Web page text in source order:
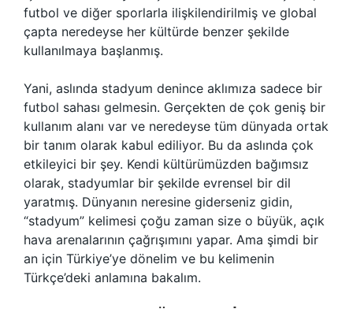
futbol ve diğer sporlarla ilişkilendirilmiş ve global
çapta neredeyse her kültürde benzer şekilde
kullanılmaya başlanmış.
Yani, aslında stadyum denince aklımıza sadece bir
futbol sahası gelmesin. Gerçekten de çok geniş bir
kullanım alanı var ve neredeyse tüm dünyada ortak
bir tanım olarak kabul ediliyor. Bu da aslında çok
etkileyici bir şey. Kendi kültürümüzden bağımsız
olarak, stadyumlar bir şekilde evrensel bir dil
yaratmış. Dünyanın neresine giderseniz gidin,
“stadyum” kelimesi çoğu zaman size o büyük, açık
hava arenalarının çağrışımını yapar. Ama şimdi bir
an için Türkiye’ye dönelim ve bu kelimenin
Türkçe’deki anlamına bakalım.